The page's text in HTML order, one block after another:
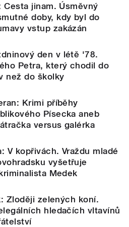
Cesta jinam. Úsměvný
doby, kdy byl do
vstup zakázán
den v létě '78.
Petra, který chodil do
než do školky
Krimi příběhy
Písecka aneb
versus galérka
V kopřivách. Vraždu mladé
vyšetřuje
Medek
Zloději zelených koní.
hledačích vltavínů